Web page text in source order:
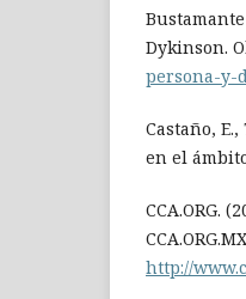
Dykinson.
persona-y-
Castaño,
en el
CCA.ORG.
http://